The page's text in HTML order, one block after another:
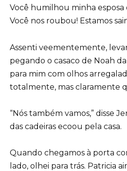
Você humilhou minha
Você nos roubou! Estamos
Assenti veementemente,
pegando o casaco de Noah
para mim com olhos
totalmente, mas claramente
“Nós também vamos,” disse
das cadeiras ecoou pela casa.
Quando chegamos à porta
lado, olhei para trás. Patricia